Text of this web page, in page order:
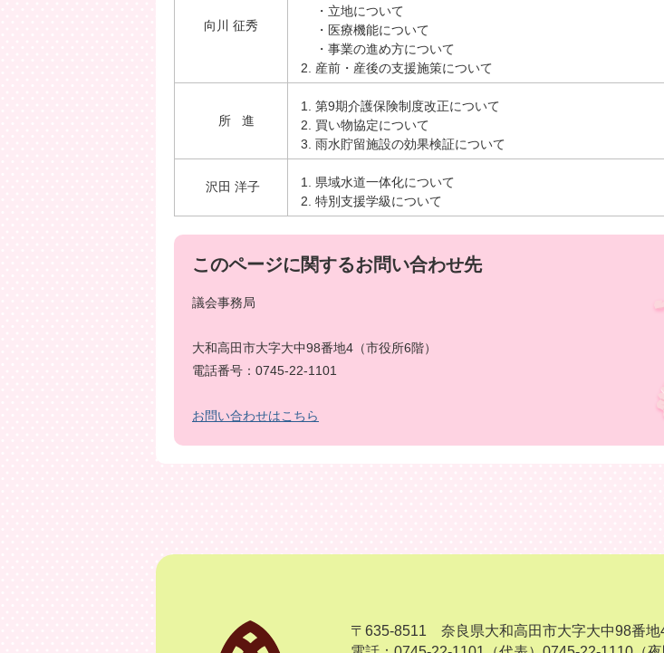
向川 征秀
・立地について
・医療機能について
・事業の進め方について
産前・産後の支援施策について
所 進
第9期介護保険制度改正について
買い物協定について
雨水貯留施設の効果検証について
沢田 洋子
県域水道一体化について
特別支援学級について
このページに関するお問い合わせ先
議会事務局
大和高田市大字大中98番地4（市役所6階）
電話番号：0745-22-1101
お問い合わせはこちら
〒635-8511 奈良県大和高田市大字大中98番地